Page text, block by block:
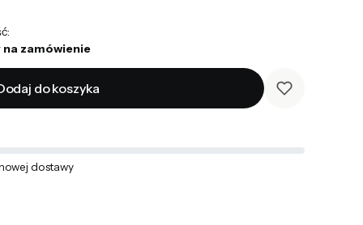
zamówienie
do koszyka
dostawy